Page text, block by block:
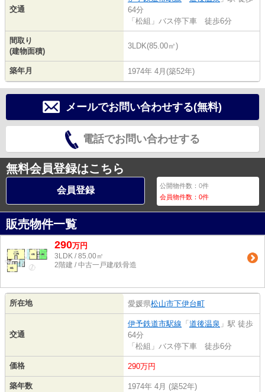
交通
64分
「松組」バス停下車 徒歩6分
間取り
(建物面積)
3LDK(85.00㎡)
築年月 1974年 4月(築52年)
メールでお問い合わせする(無料)
電話でお問い合わせする
無料会員登録はこちら
会員登録 公開物件数：0件
会員物件数：0件
販売物件一覧
290万円
3LDK / 85.00㎡
2階建 / 中古一戸建/鉄骨造
所在地 愛媛県松山市下伊台町
交通
伊予鉄道市駅線 「 道後温泉 」駅 徒歩
64分
「松組」バス停下車 徒歩6分
価格 290万円
築年数 1974年 4月 (築52年)